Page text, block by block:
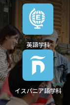
英語学科
イスパニア語学科